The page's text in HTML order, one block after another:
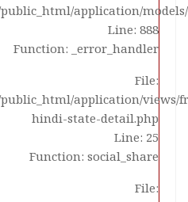
application/
Line: 888
Function: _error_handler
File:
application/views/
hindi-state-detail.php
Line: 25
Function: social_share
File: